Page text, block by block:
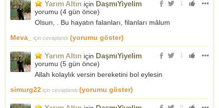
1
Yarım Altın için DaşmıYiyelim
yorumu (4 gün önce)
Olsun, . Bu hayatın falanları, filanları mâlum
Meva_
için cevaplandı (yorumu göster)
1
Yarım Altın için DaşmıYiyelim
yorumu (5 gün önce)
Allah kolaylık versin bereketini bol eylesin
simurg22 için cevaplandı (yorumu göster)